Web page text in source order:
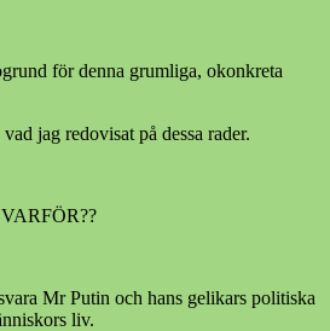
för denna grumliga, okonkreta
jag redovisat på dessa rader.
Mr Putin och hans gelikars politiska
liv.